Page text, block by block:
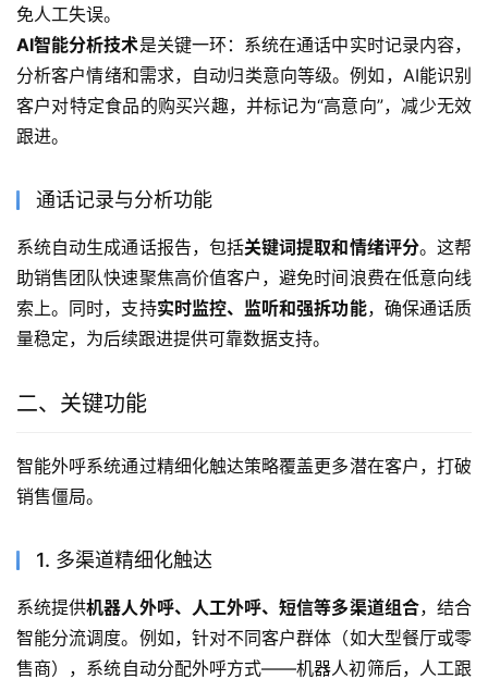
免人工失误。
AI智能分析技术是关键一环：系统在通话中实时记录内容，
分析客户情绪和需求，自动归类意向等级。例如，AI能识别
客户对特定食品的购买兴趣，并标记为“高意向”，减少无效
跟进。
通话记录与分析功能
系统自动生成通话报告，包括关键词提取和情绪评分。这帮
助销售团队快速聚焦高价值客户，避免时间浪费在低意向线
索上。同时，支持实时监控、监听和强拆功能，确保通话质
量稳定，为后续跟进提供可靠数据支持。
二、关键功能
智能外呼系统通过精细化触达策略覆盖更多潜在客户，打破
销售僵局。
1. 多渠道精细化触达
系统提供机器人外呼、人工外呼、短信等多渠道组合，结合
智能分流调度。例如，针对不同客户群体（如大型餐厅或零
售商），系统自动分配外呼方式——机器人初筛后，人工跟